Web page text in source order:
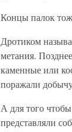
Концы палок
Дротиком
метания.
каменные или
поражали
А для того
представляли